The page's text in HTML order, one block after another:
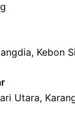
Kebon
Utara,